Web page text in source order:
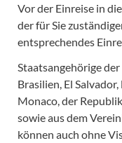
Vor der Einreise in
der für Sie
entsprechendes
Staatsangehörige
Brasilien, El
Monaco, der
sowie aus dem
können auch ohne